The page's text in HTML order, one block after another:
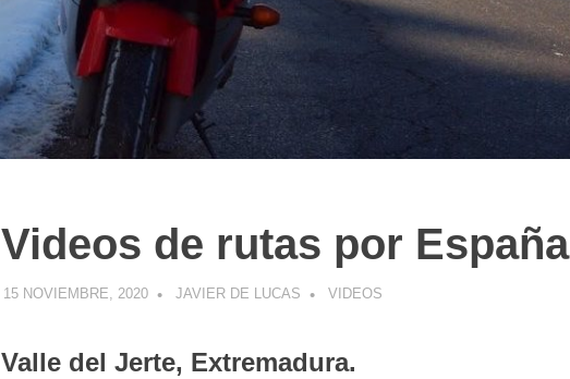
Videos de rutas por España
15 NOVIEMBRE, 2020 JAVIER DE LUCAS VIDEOS
Valle del Jerte, Extremadura.